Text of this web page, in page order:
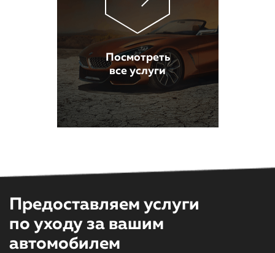
Посмотреть
все услуги
Предоставляем услуги
по уходу за вашим
автомобилем